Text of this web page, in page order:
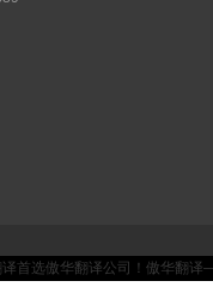
首选傲华翻译公司！傲华翻